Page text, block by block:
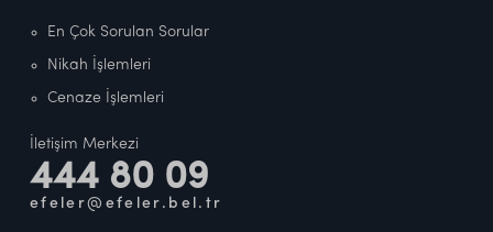
En Çok Sorulan Sorular
Nikah İşlemleri
Cenaze İşlemleri
İletişim Merkezi
444 80 09
efeler@efeler.bel.tr